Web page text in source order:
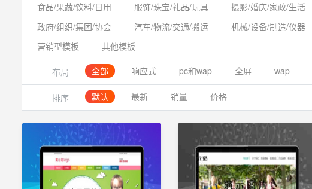
食品/果蔬/饮料/日用
服饰/珠宝/礼品/玩具 摄影/婚庆/家政/生活
政府/组织/集团/协会
汽车/物流/交通/搬运 机械/设备/制造/仪器
营销型模板
其他模板
布局 全部 响应式 pc和wap 全屏 wap
排序 默认 最新 销量 价格